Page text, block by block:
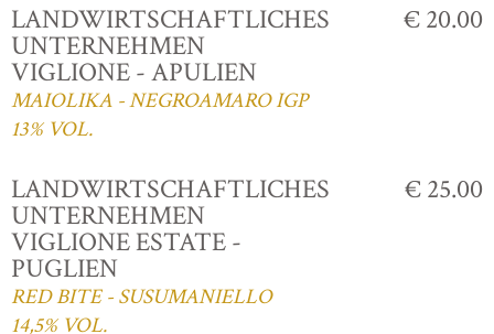
LANDWIRTSCHAFTLICHES
UNTERNEHMEN
VIGLIONE - APULIEN
MAIOLIKA - NEGROAMARO IGP
13% VOL.
€ 20.00
LANDWIRTSCHAFTLICHES
UNTERNEHMEN
VIGLIONE ESTATE -
PUGLIEN
RED BITE - SUSUMANIELLO
14,5% VOL.
€ 25.00